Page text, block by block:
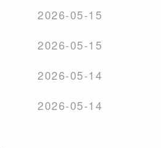
2026-05-15
2026-05-15
2026-05-14
2026-05-14